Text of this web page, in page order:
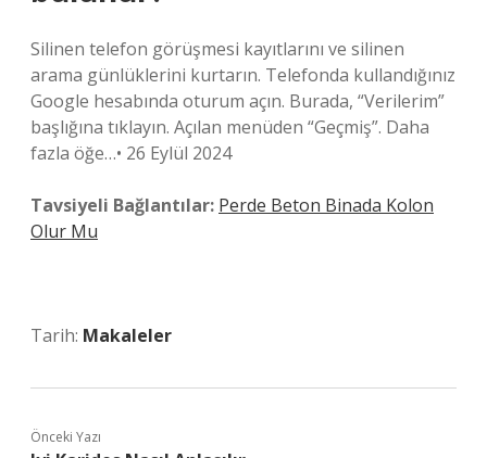
Silinen telefon görüşmesi kayıtlarını ve silinen
arama günlüklerini kurtarın. Telefonda kullandığınız
Google hesabında oturum açın. Burada, “Verilerim”
başlığına tıklayın. Açılan menüden “Geçmiş”. Daha
fazla öğe…• 26 Eylül 2024
Tavsiyeli Bağlantılar: Perde Beton Binada Kolon
Olur Mu
Tarih: Makaleler
Önceki Yazı